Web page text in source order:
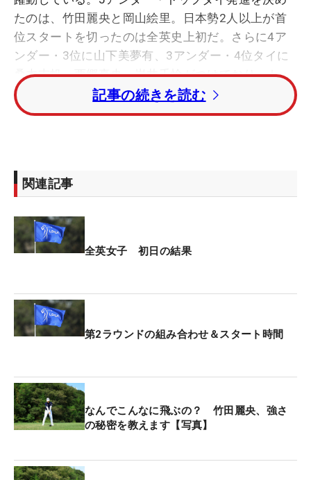
たのは、竹田麗央と岡山絵里。日本勢2人以上が首
位スタートを切ったのは全英史上初だ。さらに4ア
ンダー・3位に山下美夢有、3アンダー・4位タイに
桑木志帆、西郷真央、岩井千怜がつけており、トッ
プ4に日本勢6人が名を連ねている。
映った。「こんなに日の丸がいっぱいついてるのを
見たのは、初めてだった」と山下が話せば、千怜も
ってました」と大いに刺激を受けた。
がメディア向けサイトにまとめて掲載され、記者も
英国の有名ライターから『なぜ、日本勢はこんなに
強いのか？』『プロフィールはこれで合ってい
日本のコースとなにか共通点があるのか。そう思
い、岡山に聞いてみたが「ない（笑）」と即答。山
下もピンとは来ていなかった。
実はこの日のラウンド中、かつて日本選手のバッグ
記事の続きを読む
関連記事
全英女子 初日の結果
第2ラウンドの組み合わせ＆スタート時間
なんでこんなに飛ぶの？ 竹田麗央、強さ
の秘密を教えます【写真】